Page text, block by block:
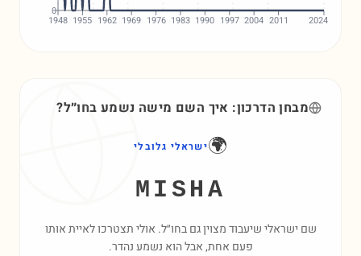
1948 1955 1962 1969 1976 1983 1990 1997 2004 2011 2024
0
מבחן הדרכון: איך השם מישה נשמע בחו״ל?
🌍ישראלי גלובלי
MISHA
שם ישראלי שיעבוד מצוין גם בחו״ל. אולי תצטרכו לאיית אותו
פעם אחת, אבל הוא נשמע נהדר.